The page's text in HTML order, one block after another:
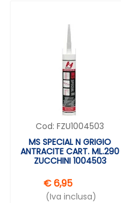
Cod: FZU1004503
MS SPECIAL N GRIGIO
ANTRACITE CART. ML.290
ZUCCHINI 1004503
€ 6,95
(Iva inclusa)